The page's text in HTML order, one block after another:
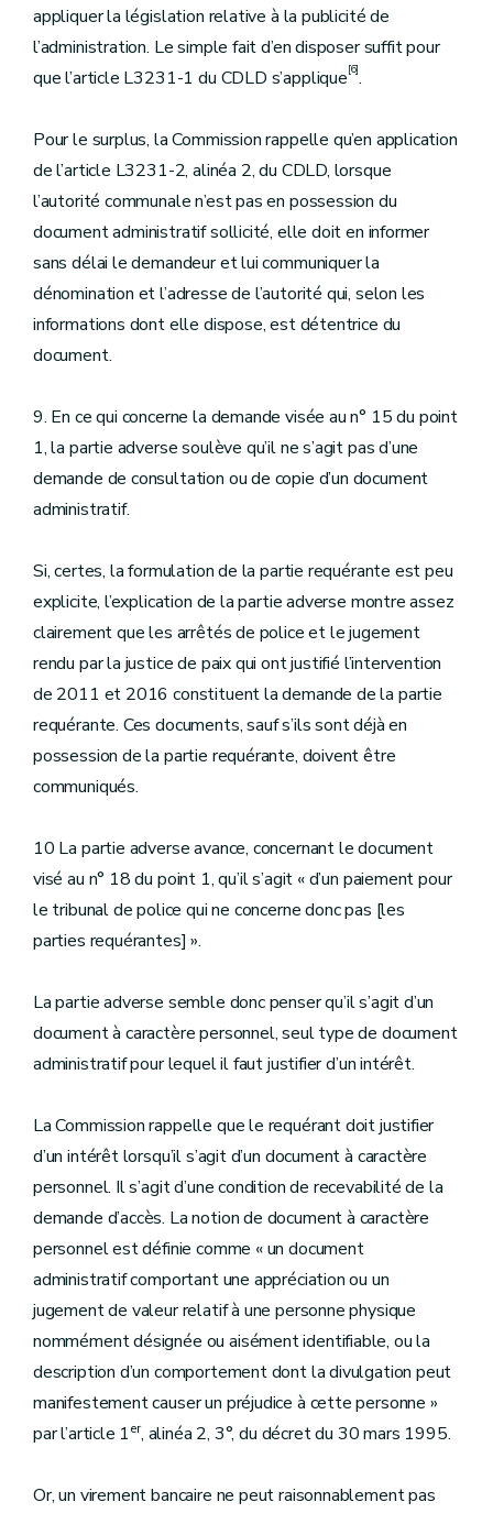
appliquer la législation relative à la publicité de
l’administration. Le simple fait d’en disposer suffit pour
que l’article L3231-1 du CDLD s’applique[6].
Pour le surplus, la Commission rappelle qu’en application
de l’article L3231-2, alinéa 2, du CDLD, lorsque
l’autorité communale n’est pas en possession du
document administratif sollicité, elle doit en informer
sans délai le demandeur et lui communiquer la
dénomination et l’adresse de l’autorité qui, selon les
informations dont elle dispose, est détentrice du
document.
9. En ce qui concerne la demande visée au n° 15 du point
1, la partie adverse soulève qu’il ne s’agit pas d’une
demande de consultation ou de copie d’un document
administratif.
Si, certes, la formulation de la partie requérante est peu
explicite, l’explication de la partie adverse montre assez
clairement que les arrêtés de police et le jugement
rendu par la justice de paix qui ont justifié l’intervention
de 2011 et 2016 constituent la demande de la partie
requérante. Ces documents, sauf s’ils sont déjà en
possession de la partie requérante, doivent être
communiqués.
10 La partie adverse avance, concernant le document
visé au n° 18 du point 1, qu’il s’agit « d’un paiement pour
le tribunal de police qui ne concerne donc pas [les
parties requérantes] ».
La partie adverse semble donc penser qu’il s’agit d’un
document à caractère personnel, seul type de document
administratif pour lequel il faut justifier d’un intérêt.
La Commission rappelle que le requérant doit justifier
d’un intérêt lorsqu’il s’agit d’un document à caractère
personnel. Il s’agit d’une condition de recevabilité de la
demande d’accès. La notion de document à caractère
personnel est définie comme « un document
administratif comportant une appréciation ou un
jugement de valeur relatif à une personne physique
nommément désignée ou aisément identifiable, ou la
description d’un comportement dont la divulgation peut
manifestement causer un préjudice à cette personne »
par l’article 1er, alinéa 2, 3°, du décret du 30 mars 1995.
Or, un virement bancaire ne peut raisonnablement pas